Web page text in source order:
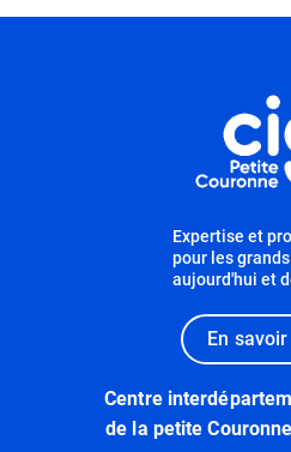
Expertise et
pour les
aujourd'hui et
En
Centre
de la petite